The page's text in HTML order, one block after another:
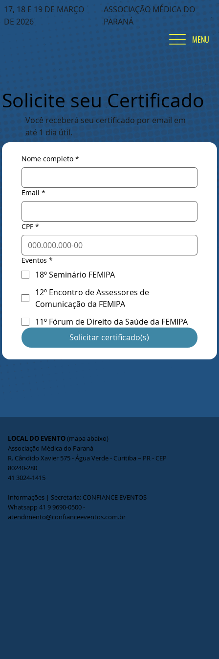
17, 18 E 19 DE MARÇO
DE 2026
ASSOCIAÇÃO MÉDICA DO
PARANÁ
MENU
Solicite seu Certificado
Você receberá seu certificado por email em
até 1 dia útil.
Nome completo *
Email *
CPF *
Eventos *
18º Seminário FEMIPA
12º Encontro de Assessores de
Comunicação da FEMIPA
11º Fórum de Direito da Saúde da FEMIPA
Solicitar certificado(s)
LOCAL DO EVENTO(mapa abaixo)
Associação Médica do Paraná
R. Cândido Xavier 575 - Água Verde - Curitiba – PR - CEP
80240-280
41 3024-1415
Informações | Secretaria: CONFIANCE EVENTOS
Whatsapp 41 9 9690-0500 -
atendimento@confianceeventos.com.br